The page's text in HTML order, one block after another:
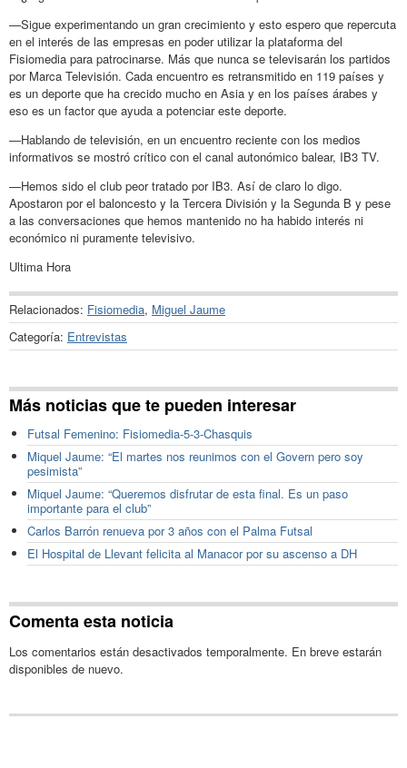
—Sigue experimentando un gran crecimiento y esto espero que repercuta
en el interés de las empresas en poder utilizar la plataforma del
Fisiomedia para patrocinarse. Más que nunca se televisarán los partidos
por Marca Televisión. Cada encuentro es retransmitido en 119 países y
es un deporte que ha crecido mucho en Asia y en los países árabes y
eso es un factor que ayuda a potenciar este deporte.
—Hablando de televisión, en un encuentro reciente con los medios
informativos se mostró crítico con el canal autonómico balear, IB3 TV.
—Hemos sido el club peor tratado por IB3. Así de claro lo digo.
Apostaron por el baloncesto y la Tercera División y la Segunda B y pese
a las conversaciones que hemos mantenido no ha habido interés ni
económico ni puramente televisivo.
Ultima Hora
Relacionados: Fisiomedia, Miguel Jaume
Categoría: Entrevistas
Más noticias que te pueden interesar
Futsal Femenino: Fisiomedia-5-3-Chasquis
Miquel Jaume: “El martes nos reunimos con el Govern pero soy
pesimista”
Miquel Jaume: “Queremos disfrutar de esta final. Es un paso
importante para el club”
Carlos Barrón renueva por 3 años con el Palma Futsal
El Hospital de Llevant felicita al Manacor por su ascenso a DH
Comenta esta noticia
Los comentarios están desactivados temporalmente. En breve estarán
disponibles de nuevo.